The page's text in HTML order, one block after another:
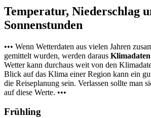
Temperatur, Niederschlag
Sonnenstunden
••• Wenn Wetterdaten aus vielen Jahren
gemittelt wurden, werden daraus Klimadaten
Wetter kann durchaus weit von den
Blick auf das Klima einer Region kann ein
die Reiseplanung sein. Verlassen sollte man
auf diese Werte. •••
Frühling